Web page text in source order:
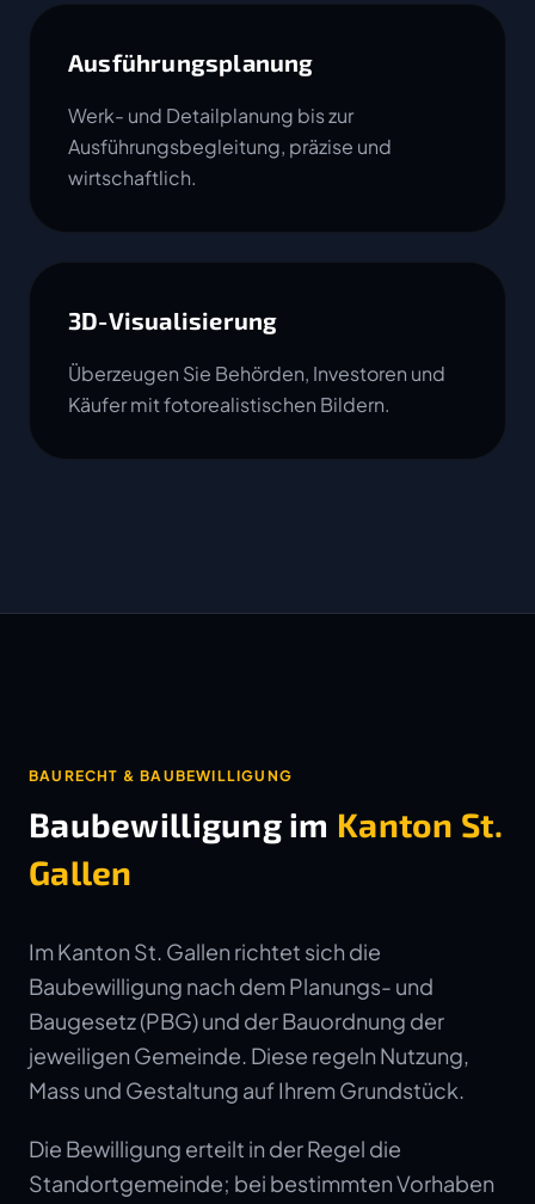
Ausführungsplanung
Werk- und Detailplanung bis zur
Ausführungsbegleitung, präzise und
wirtschaftlich.
3D-Visualisierung
Überzeugen Sie Behörden, Investoren und
Käufer mit fotorealistischen Bildern.
BAURECHT & BAUBEWILLIGUNG
Baubewilligung im Kanton St.
Gallen
Im Kanton St. Gallen richtet sich die
Baubewilligung nach dem Planungs- und
Baugesetz (PBG) und der Bauordnung der
jeweiligen Gemeinde. Diese regeln Nutzung,
Mass und Gestaltung auf Ihrem Grundstück.
Die Bewilligung erteilt in der Regel die
Standortgemeinde; bei bestimmten Vorhaben